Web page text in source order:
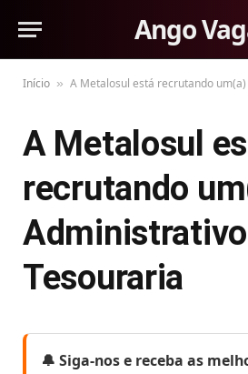
Ango
Início » A Metalosul está recrutando um(a)
A Metalosul
recrutando
Tesouraria
🔔 Siga-nos e receba as